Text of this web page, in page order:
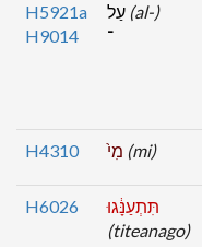
H5921a
H9014
(al-)
־
H4310 (mi)
H6026
תִּתְעַנָּ֔גוּ
(titeanago)